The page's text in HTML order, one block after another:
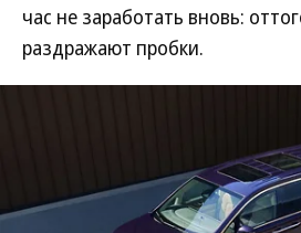
час не заработать вновь:
раздражают пробки.